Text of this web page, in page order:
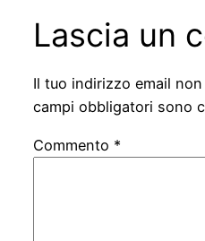
Lascia un
Il tuo indirizzo email
campi obbligatori sono
Commento *